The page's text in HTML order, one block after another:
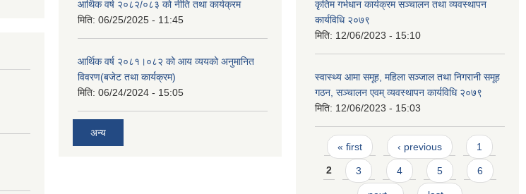
आर्थिक वर्ष २०८२/०८३ को नीति तथा कार्यक्रम
मिति: 06/25/2025 - 11:45
आर्थिक वर्ष २०८१।०८२ को आय व्ययको अनुमानित
विवरण(बजेट तथा कार्यक्रम)
मिति: 06/24/2024 - 15:05
अन्य
कृतिम गर्भधान कार्यक्रम सञ्चालन तथा व्यवस्थापन
कार्यविधि २०७९
मिति: 12/06/2023 - 15:10
स्वास्थ्य आमा समूह, महिला सञ्जाल तथा निगरानी समूह
गठन, सञ्चालन एवम् व्यवस्थापन कार्यविधि २०७९
मिति: 12/06/2023 - 15:03
Pages
« first ‹ previous 1
2 3 4 5 6